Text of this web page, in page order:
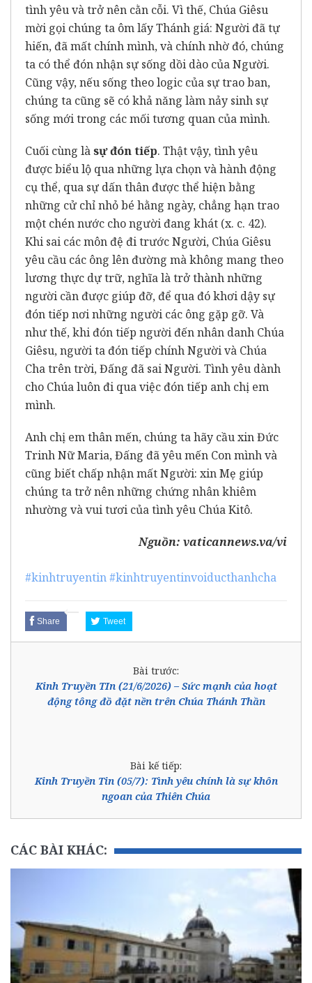
tình yêu và trở nên cằn cỗi. Vì thế, Chúa Giêsu
mời gọi chúng ta ôm lấy Thánh giá: Người đã tự
hiến, đã mất chính mình, và chính nhờ đó, chúng
ta có thể đón nhận sự sống dồi dào của Người.
Cũng vậy, nếu sống theo logic của sự trao ban,
chúng ta cũng sẽ có khả năng làm nảy sinh sự
sống mới trong các mối tương quan của mình.
Cuối cùng làsự đón tiếp. Thật vậy, tình yêu
được biểu lộ qua những lựa chọn và hành động
cụ thể, qua sự dấn thân được thể hiện bằng
những cử chỉ nhỏ bé hằng ngày, chẳng hạn trao
một chén nước cho người đang khát (x. c. 42).
Khi sai các môn đệ đi trước Người, Chúa Giêsu
yêu cầu các ông lên đường mà không mang theo
lương thực dự trữ, nghĩa là trở thành những
người cần được giúp đỡ, để qua đó khơi dậy sự
đón tiếp nơi những người các ông gặp gỡ. Và
như thế, khi đón tiếp người đến nhân danh Chúa
Giêsu, người ta đón tiếp chính Người và Chúa
Cha trên trời, Đấng đã sai Người. Tình yêu dành
cho Chúa luôn đi qua việc đón tiếp anh chị em
mình.
Anh chị em thân mến, chúng ta hãy cầu xin Đức
Trinh Nữ Maria, Đấng đã yêu mến Con mình và
cũng biết chấp nhận mất Người: xin Mẹ giúp
chúng ta trở nên những chứng nhân khiêm
nhường và vui tươi của tình yêu Chúa Kitô.
Nguồn: vaticannews.va/vi
#kinhtruyentin#kinhtruyentinvoiducthanhcha
Share Tweet
Bài trước:
Kinh Truyền TIn (21/6/2026) – Sức mạnh của hoạt
động tông đồ đặt nền trên Chúa Thánh Thần
Bài kế tiếp:
Kinh Truyền Tin (05/7): Tình yêu chính là sự khôn
ngoan của Thiên Chúa
CÁC BÀI KHÁC: